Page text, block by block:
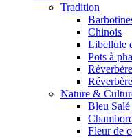
Tradition
Chinois
Libellule
Pots à
Nature &
Bleu Salé
Fleur de